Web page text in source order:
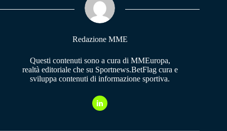
pp m
Redazione MME
Questi contenuti sono a cura di MMEuropa,
realtà editoriale che su Sportnews.BetFlag cura e
sviluppa contenuti di informazione sportiva.